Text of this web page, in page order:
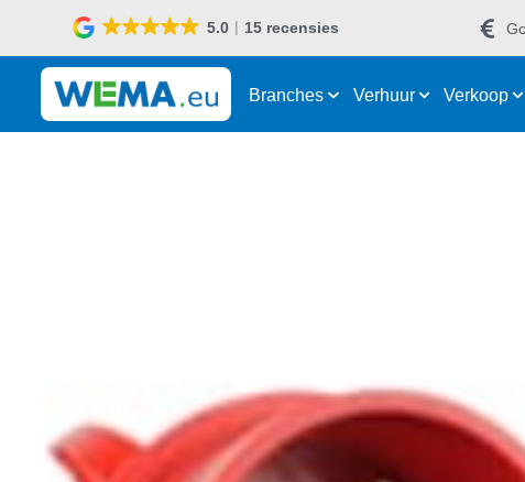
5.0 15 recensies
Branches Verhuur Verkoop